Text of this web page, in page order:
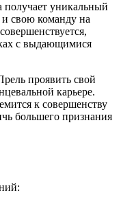
получает уникальный
и свою команду на
с выдающимися
проявить свой
карьере.
к совершенству
большего признания